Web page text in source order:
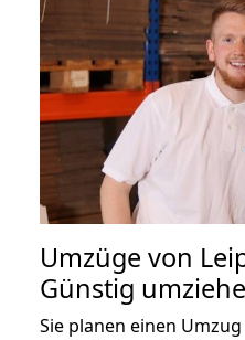
Umzüge von
Günstig
Sie planen einen